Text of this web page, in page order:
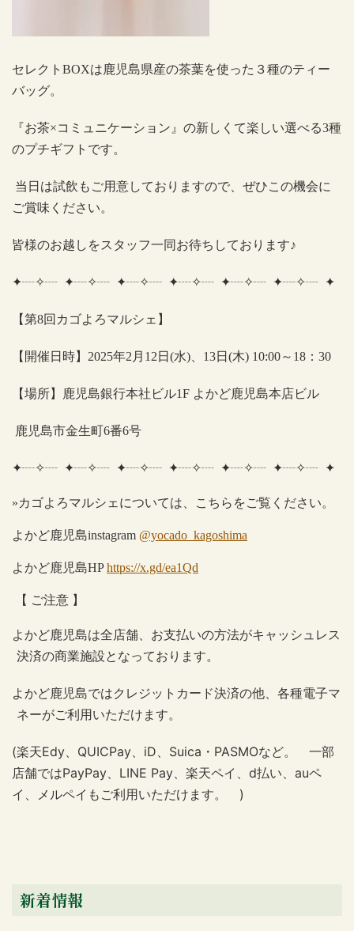
セレクト BOXは鹿児島県産の茶葉を使った３種のティー
バッグ。
『お茶×コミュニケーション』の新しくて楽しい選べる3種
のプチギフトです。
当日は試飲もご用意しておりますので、ぜひこの機会に
ご賞味ください。
皆様のお越しをスタッフ一同お待ちしております♪
✦┈✧┈ ✦┈✧┈ ✦┈✧┈ ✦┈✧┈ ✦┈✧┈ ✦┈✧┈ ✦
【第8回カゴよろマルシェ】
【開催日時】 2025年2 月 12 日 (水) 13日 (木) 10:00～ 18 ： 30
【場所】鹿児島銀行本社ビル1F よかど鹿児島本店ビル
鹿児島市金生町6番6号
✦┈✧┈ ✦┈✧┈ ✦┈✧┈ ✦┈✧┈ ✦┈✧┈ ✦┈✧┈ ✦
»カゴよろマルシェについては、こちらをご覧ください。
よかど鹿児島instagram @yocado_kagoshima
よかど鹿児島HPhttps://x.gd/ea1Qd
【 ご注意 】
よかど鹿児島は全店舗、お支払いの方法がキャッシュレス
決済の商業施設となっております。
よかど鹿児島ではクレジットカード決済の他、各種電子マ
ネーがご利用いただけます。
(楽天Edy、 QUICPay、 iD、 Suica ・ PASMOなど。 一部
店舗ではPayPay、 LINE Pay、楽天ペイ、 d払い、 auペ
イ、メルペイもご利用いただけます。 )
新着情報